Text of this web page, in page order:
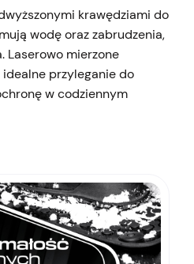
krawędziami do
wodę oraz zabrudzenia,
Laserowo mierzone
przyleganie do
w codziennym